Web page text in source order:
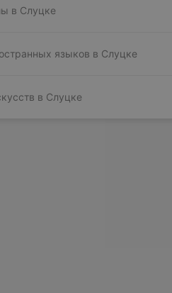
в Слуцке
языков в Слуцке
в Слуцке